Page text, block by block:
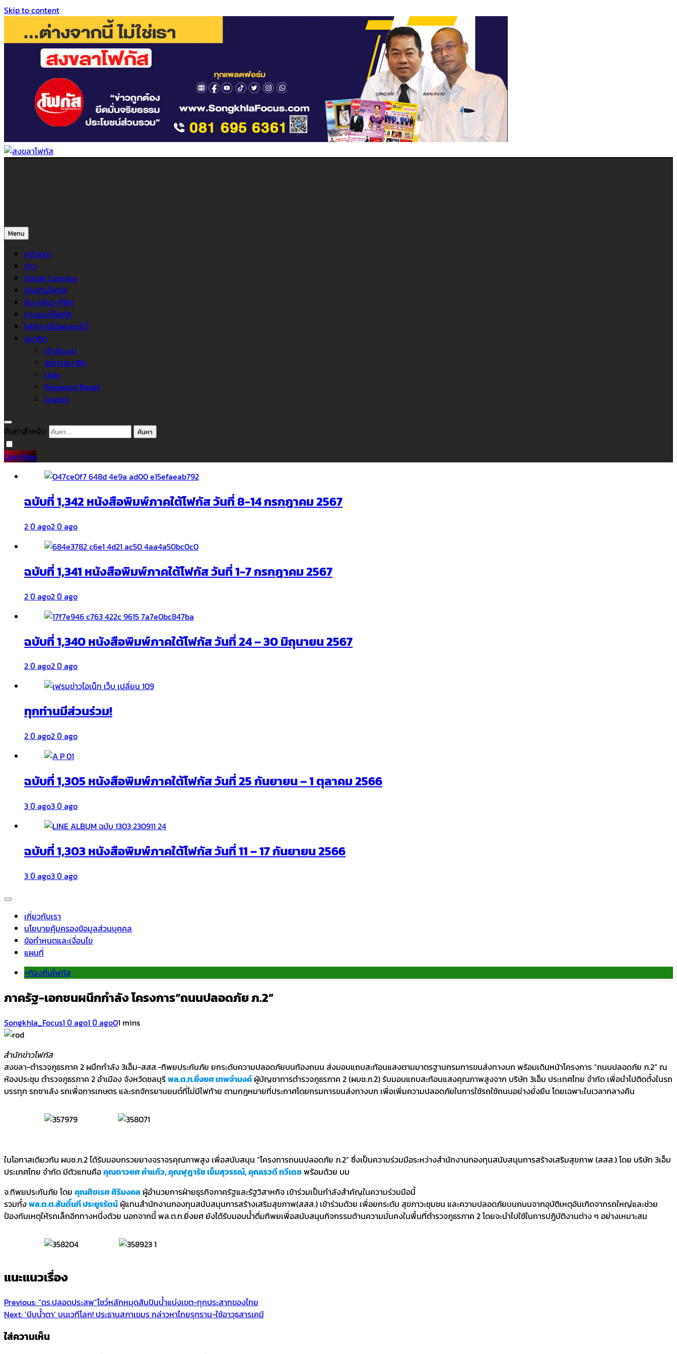
Skip to content
Menu
หน้าแรก
ข่าว
Inside Campus
ท้องถิ่นโฟกัส
กิน-เที่ยว-ที่พัก
ยานยนต์โฟกัส
โฟกัส พร็อพเพอร์ตี้
สมาชิก
เข้าสู่ระบบ
สมัครสมาชิก
User
Password Reset
Logout
ค้นหาสำหรับ:
Live Now
ฉบับที่ 1,342 หนังสือพิมพ์ภาคใต้โฟกัส วันที่ 8-14 กรกฎาคม 2567
2 ปี ago2 ปี ago
ฉบับที่ 1,341 หนังสือพิมพ์ภาคใต้โฟกัส วันที่ 1-7 กรกฎาคม 2567
2 ปี ago2 ปี ago
ฉบับที่ 1,340 หนังสือพิมพ์ภาคใต้โฟกัส วันที่ 24 – 30 มิถุนายน 2567
2 ปี ago2 ปี ago
ทุกท่านมีส่วนร่วม!
2 ปี ago2 ปี ago
ฉบับที่ 1,305 หนังสือพิมพ์ภาคใต้โฟกัส วันที่ 25 กันยายน – 1 ตุลาคม 2566
3 ปี ago3 ปี ago
ฉบับที่ 1,303 หนังสือพิมพ์ภาคใต้โฟกัส วันที่ 11 – 17 กันยายน 2566
3 ปี ago3 ปี ago
เกี่ยวกับเรา
นโยบายคุ้มครองข้อมูลส่วนบุคคล
ข้อกำหนดและเงื่อนไข
แผนที่
+ท้องถิ่นโฟกัส
ภาครัฐ-เอกชนผนึกกำลัง โครงการ“ถนนปลอดภัย ภ.2”
Songkhla_Focus1 ปี ago1 ปี ago01 mins
สำนักข่าวโฟกัส
สงขลา-ตำรวจภูธรภาค 2 ผนึกกำลัง 3เอ็ม-สสส.-ทิพยประกันภัย ยกระดับความปลอดภัยบนท้องถนน ส่งมอบแถบสะท้อนแสงตามมาตรฐานกรมการขนส่งทางบก พร้อมเดินหน้าโครงการ “ถนนปลอดภัย ภ.2” ณ
ห้องประชุม ตำรวจภูธรภาค 2 อำเมือง จังหวัดชลบุรีพล.ต.ท.ยิ่งยศ เทพจำนงค์ ผู้บัญชาการตำรวจภูธรภาค 2 (ผบช.ภ.2) รับมอบแถบสะท้อนแสงคุณภาพสูงจาก บริษัท 3เอ็ม ประเทศไทย จำกัด เพื่อนำไปติดตั้งในรถ
บรรทุก รถซาเล้ง รถเพื่อการเกษตร และรถจักรยานยนต์ที่ไม่มีไฟท้าย ตามกฎหมายที่ประกาศโดยกรมการขนส่งทางบก เพื่อเพิ่มความปลอดภัยในการใช้รถใช้ถนนอย่างยั่งยืน โดยเฉพาะในเวลากลางคืน
ในโอกาสเดียวกัน ผบช.ภ.2 ได้รับมอบกรวยยางจราจรคุณภาพสูง เพื่อสนับสนุน “โครงการถนนปลอดภัย ภ.2” ซึ่งเป็นความร่วมมือระหว่างสำนักงานกองทุนสนับสนุนการสร้างเสริมสุขภาพ (สสส.) โดย บริษัท 3เอ็ม
ประเทศไทย จำกัด มีตัวแทนคือคุณดาวยศ คำแก้ว, คุณฬุฎารัช เข็มสุวรรณ์, คุณเรวดี ทวีเดชพร้อมด้วย บม
จ.ทิพยประกันภัย โดย คุณศิขเรศ ศิริมงคล ผู้อำนวยการฝ่ายธุรกิจภาครัฐและรัฐวิสาหกิจ เข้าร่วมเป็นกำลังสำคัญในความร่วมมือนี้
รวมทั้งพล.ต.ต.สันติ์นที ประยูรรัตน์ ผู้แทนสำนักงานกองทุนสนับสนุนการสร้างเสริมสุขภาพ(สสส.) เข้าร่วมด้วย เพื่อยกระดับ สุขภาวะชุมชน และความปลอดภัยบนถนนจากอุบัติเหตุอันเกิดจากรถใหญ่และช่วย
ป้องกันเหตุให้รถเล็กอีกทางหนึ่งด้วย นอกจากนี้ พล.ต.ท.ยิ่งยศ ยังได้รับมอบน้ำดื่มทิพยเพื่อสนับสนุนกิจกรรมด้านความมั่นคงในพื้นที่ตำรวจภูธรภาค 2 โดยจะนำไปใช้ในการปฏิบัติงานต่าง ๆ อย่างเหมาะสม
แนะแนวเรื่อง
Previous:“ดร.ปลอดประสพ”โชว์หลักหมุดสันปันน้ำแบ่งเขต-ทุกประสาทของไทย
Next:‘บีบน้ำตา’ บนเวทีโลก! ประธานสภาเขมร กล่าวหาไทยรุกราน-ใช้อาวุธสารเคมี
ใส่ความเห็น